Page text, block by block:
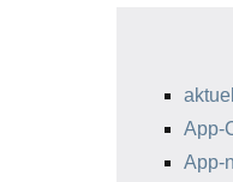
App-
App-